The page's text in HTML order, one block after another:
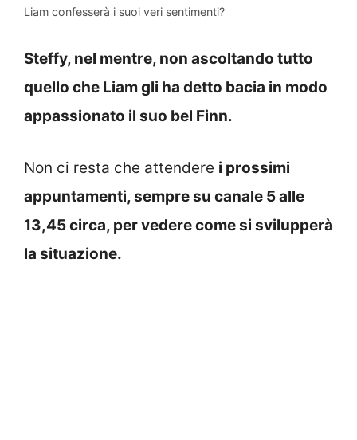
Liam confesserà i suoi veri sentimenti?
Steffy, nel mentre, non ascoltando tutto
quello che Liam gli ha detto bacia in modo
appassionato il suo bel Finn.
Non ci resta che attendere i prossimi
appuntamenti, sempre su canale 5 alle
13,45 circa, per vedere come si svilupperà
la situazione.